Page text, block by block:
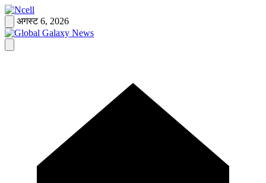
Skip
to
content
अगस्ट 6, 2026